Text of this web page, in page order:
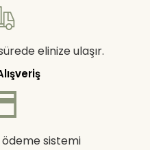
elinize ulaşır.
sistemi